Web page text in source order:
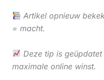
Artikel opnieuw
= macht.
Deze tip is
maximale online winst.